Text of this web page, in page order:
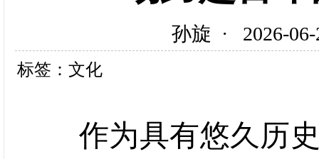
孙旋 · 2026-
标签：文化
作为具有悠久历史